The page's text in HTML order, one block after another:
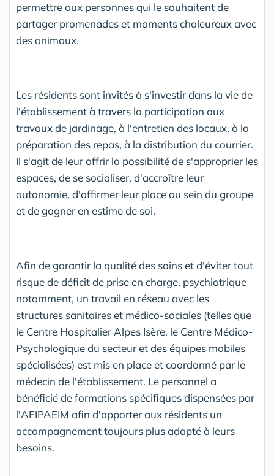
permettre aux personnes qui le souhaitent de
partager promenades et moments chaleureux avec
des animaux.
Les résidents sont invités à s'investir dans la vie de
l'établissement à travers la participation aux
travaux de jardinage, à l'entretien des locaux, à la
préparation des repas, à la distribution du courrier.
Il s'agit de leur offrir la possibilité de s'approprier les
espaces, de se socialiser, d'accroître leur
autonomie, d'affirmer leur place au sein du groupe
et de gagner en estime de soi.
Afin de garantir la qualité des soins et d'éviter tout
risque de déficit de prise en charge, psychiatrique
notamment, un travail en réseau avec les
structures sanitaires et médico-sociales (telles que
le Centre Hospitalier Alpes Isère, le Centre Médico-
Psychologique du secteur et des équipes mobiles
spécialisées) est mis en place et coordonné par le
médecin de l'établissement. Le personnel a
bénéficié de formations spécifiques dispensées par
l'AFIPAEIM afin d'apporter aux résidents un
accompagnement toujours plus adapté à leurs
besoins.